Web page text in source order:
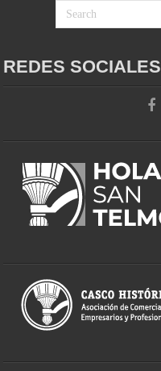
REDES SOCIALES